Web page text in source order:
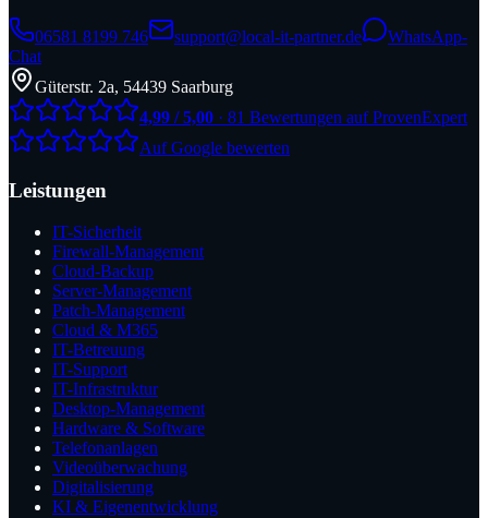
06581 8199 746 support@local-it-partner.de
WhatsApp-
Chat
Güterstr. 2a, 54439 Saarburg
4,99 / 5,00 · 81 Bewertungen auf ProvenExpert
Auf Google bewerten
Leistungen
IT-Sicherheit
Firewall-Management
Cloud-Backup
Server-Management
Patch-Management
Cloud & M365
IT-Betreuung
IT-Support
IT-Infrastruktur
Desktop-Management
Hardware & Software
Telefonanlagen
Videoüberwachung
Digitalisierung
KI & Eigenentwicklung